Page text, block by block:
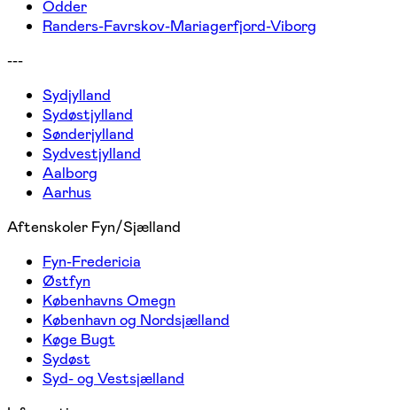
Odder
Randers-Favrskov-Mariagerfjord-Viborg
---
Sydjylland
Sydøstjylland
Sønderjylland
Sydvestjylland
Aalborg
Aarhus
Aftenskoler Fyn/Sjælland
Fyn-Fredericia
Østfyn
Københavns Omegn
København og Nordsjælland
Køge Bugt
Sydøst
Syd- og Vestsjælland